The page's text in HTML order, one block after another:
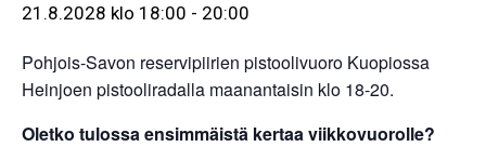
21.8.2028 klo 18:00 - 20:00
Pohjois-Savon reservipiirien pistoolivuoro Kuopiossa
Heinjoen pistooliradalla maanantaisin klo 18-20.
Oletko tulossa ensimmäistä kertaa viikkovuorolle?